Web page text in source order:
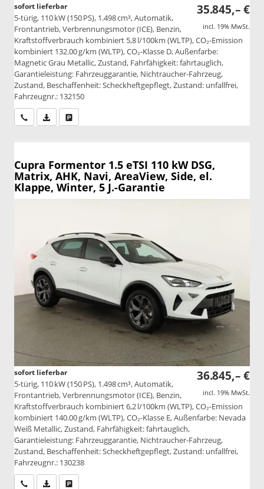
35.845,– €
incl. 19% MwSt.
sofort lieferbar
5-türig, 110 kW (150 PS), 1.498 cm³, Automatik,
Frontantrieb, Verbrennungsmotor (ICE), Benzin,
Kraftstoffverbrauch kombiniert 5,8 l/100km (WLTP), CO₂-Emission
kombiniert 132.00 g/km (WLTP), CO₂-Klasse D, Außenfarbe:
Magnetic Grau Metallic, Zustand, Fahrfähigkeit: fahrtauglich,
Garantieleistung: Fahrzeuggarantie, Nichtraucher-Fahrzeug,
Zustand, Beschaffenheit: Scheckheftgepflegt, Zustand: unfallfrei,
Fahrzeugnr.: 132150
Wir rufen Sie anPDF-Datei, Fahrzeugexposé drucken
Cupra Formentor 1.5 eTSI 110 kW DSG,
Matrix, AHK, Navi, AreaView, Side, el.
Klappe, Winter, 5 J.-Garantie
36.845,– €
incl. 19% MwSt.
sofort lieferbar
5-türig, 110 kW (150 PS), 1.498 cm³, Automatik,
Frontantrieb, Verbrennungsmotor (ICE), Benzin,
Kraftstoffverbrauch kombiniert 6,2 l/100km (WLTP), CO₂-Emission
kombiniert 140.00 g/km (WLTP), CO₂-Klasse E, Außenfarbe: Nevada
Weiß Metallic, Zustand, Fahrfähigkeit: fahrtauglich,
Garantieleistung: Fahrzeuggarantie, Nichtraucher-Fahrzeug,
Zustand, Beschaffenheit: Scheckheftgepflegt, Zustand: unfallfrei,
Fahrzeugnr.: 130238
Wir rufen Sie anPDF-Datei, Fahrzeugexposé drucken